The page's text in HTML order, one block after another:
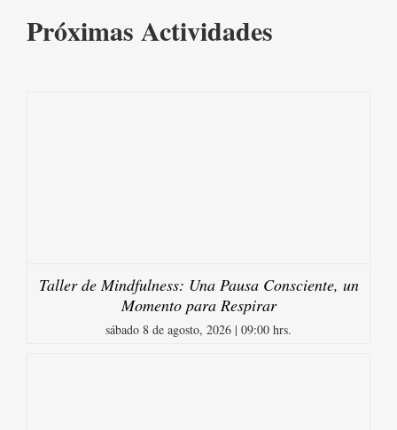
Próximas Actividades
Taller de Mindfulness: Una Pausa Consciente, un
Momento para Respirar
sábado 8 de agosto, 2026 | 09:00 hrs.